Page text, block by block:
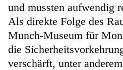
und mussten aufwendig
Als direkte Folge des
Munch-Museum für
die
verschärft, unter